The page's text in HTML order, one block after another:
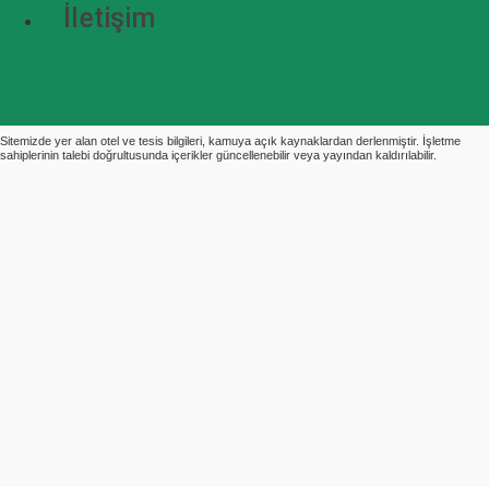
İletişim
Sitemizde yer alan otel ve tesis bilgileri, kamuya açık kaynaklardan derlenmiştir. İşletme
sahiplerinin talebi doğrultusunda içerikler güncellenebilir veya yayından kaldırılabilir.